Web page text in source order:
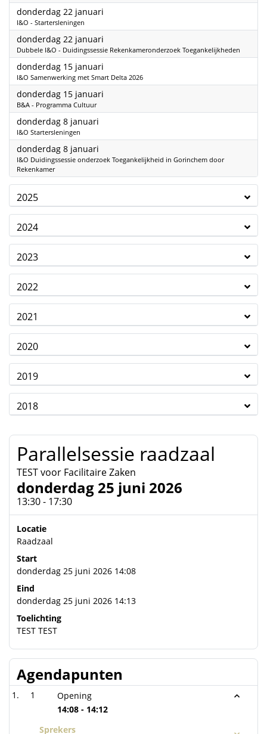
donderdag 22 januari
I&O - Startersleningen
donderdag 22 januari
Dubbele I&O - Duidingssessie Rekenkameronderzoek Toegankelijkheden
donderdag 15 januari
I&O Samenwerking met Smart Delta 2026
donderdag 15 januari
B&A - Programma Cultuur
donderdag 8 januari
I&O Startersleningen
donderdag 8 januari
I&O Duidingssessie onderzoek Toegankelijkheid in Gorinchem door
Rekenkamer
2025
2024
2023
2022
2021
2020
2019
2018
Parallelsessie raadzaal
TEST voor Facilitaire Zaken
donderdag 25 juni 2026
13:30 - 17:30
Locatie
Raadzaal
Start
donderdag 25 juni 2026 14:08
Eind
donderdag 25 juni 2026 14:13
Toelichting
TEST TEST
Agendapunten
1
Opening
14:08 - 14:12
Sprekers